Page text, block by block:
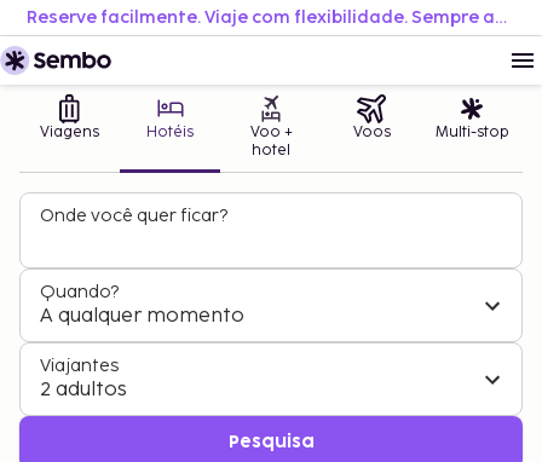
Reserve facilmente. Viaje com flexibilidade. Sempre ao melhor preço.
Viagens Hotéis
Voo +
hotel
Voos Multi-stop
Onde você quer ficar?
Quando?
A qualquer momento
Viajantes
2 adultos
Pesquisa